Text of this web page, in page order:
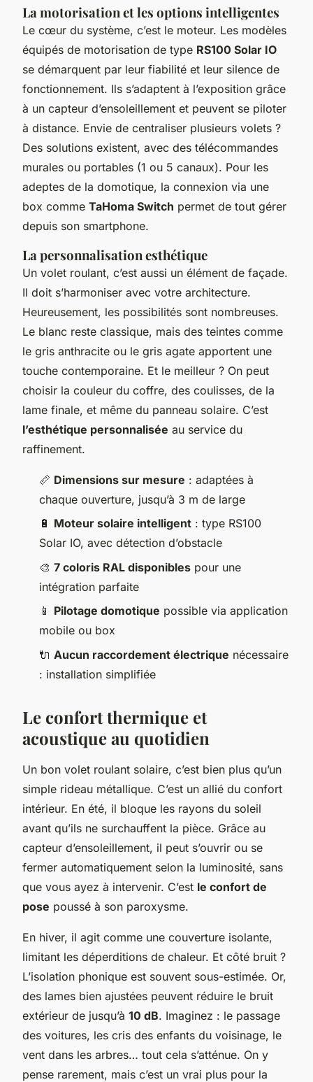
La motorisation et les options intelligentes
Le cœur du système, c’est le moteur. Les modèles
équipés de motorisation de type RS100 Solar IO
se démarquent par leur fiabilité et leur silence de
fonctionnement. Ils s’adaptent à l’exposition grâce
à un capteur d’ensoleillement et peuvent se piloter
à distance. Envie de centraliser plusieurs volets ?
Des solutions existent, avec des télécommandes
murales ou portables (1 ou 5 canaux). Pour les
adeptes de la domotique, la connexion via une
box comme TaHoma Switch permet de tout gérer
depuis son smartphone.
La personnalisation esthétique
Un volet roulant, c’est aussi un élément de façade.
Il doit s’harmoniser avec votre architecture.
Heureusement, les possibilités sont nombreuses.
Le blanc reste classique, mais des teintes comme
le gris anthracite ou le gris agate apportent une
touche contemporaine. Et le meilleur ? On peut
choisir la couleur du coffre, des coulisses, de la
lame finale, et même du panneau solaire. C’est
l’esthétique personnalisée au service du
raffinement.
📏 Dimensions sur mesure : adaptées à
chaque ouverture, jusqu’à 3 m de large
🔋 Moteur solaire intelligent : type RS100
Solar IO, avec détection d’obstacle
🎨 7 coloris RAL disponibles pour une
intégration parfaite
📱 Pilotage domotique possible via application
mobile ou box
🔌 Aucun raccordement électrique nécessaire
: installation simplifiée
Le confort thermique et
acoustique au quotidien
Un bon volet roulant solaire, c’est bien plus qu’un
simple rideau métallique. C’est un allié du confort
intérieur. En été, il bloque les rayons du soleil
avant qu’ils ne surchauffent la pièce. Grâce au
capteur d’ensoleillement, il peut s’ouvrir ou se
fermer automatiquement selon la luminosité, sans
que vous ayez à intervenir. C’est le confort de
pose poussé à son paroxysme.
En hiver, il agit comme une couverture isolante,
limitant les déperditions de chaleur. Et côté bruit ?
L’isolation phonique est souvent sous-estimée. Or,
des lames bien ajustées peuvent réduire le bruit
extérieur de jusqu’à 10 dB. Imaginez : le passage
des voitures, les cris des enfants du voisinage, le
vent dans les arbres… tout cela s’atténue. On y
pense rarement, mais c’est un vrai plus pour la